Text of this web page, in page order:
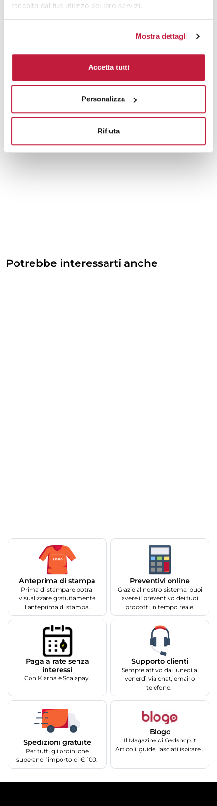
raccolto dal tuo utilizzo dei loro servizi.
Mostra dettagli
Accetta tutti
Personalizza
Rifiuta
Potrebbe interessarti anche
Anteprima di stampa
Prima di stampare potrai
visualizzare gratuitamente
l’anteprima di stampa.
Preventivi online
Grazie al nostro sistema, puoi
avere il preventivo dei tuoi
prodotti in tempo reale.
Paga a rate senza
interessi
Con Klarna e Scalapay.
Supporto clienti
Sempre attivo dal lunedì al
venerdì via chat, email o
telefono.
Spedizioni gratuite
Per tutti gli ordini che
superano l’importo di € 100.
Blogo
Il Magazine di Gedshop.it
Articoli, guide, lasciati ispirare...